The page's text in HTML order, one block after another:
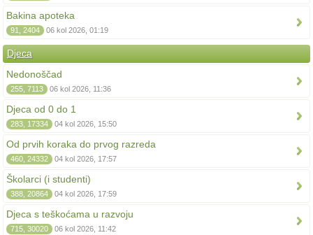
Bakina apoteka
91, 2404 06 kol 2026, 01:19
Djeca
Nedonoščad
255, 7113 06 kol 2026, 11:36
Djeca od 0 do 1
283, 17334 04 kol 2026, 15:50
Od prvih koraka do prvog razreda
460, 24332 04 kol 2026, 17:57
Školarci (i studenti)
388, 20864 04 kol 2026, 17:59
Djeca s teškoćama u razvoju
715, 30020 06 kol 2026, 11:42